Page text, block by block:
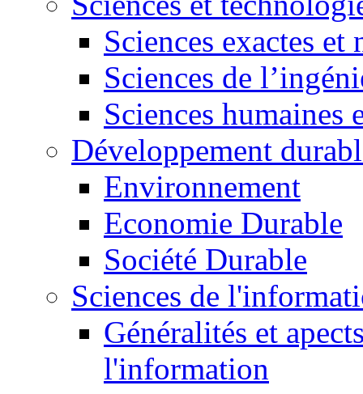
Sciences exactes et
Sciences de
Sciences humaines
Développement
Environnement
Economie Durable
Société Durable
Sciences de
Généralités et
l'information